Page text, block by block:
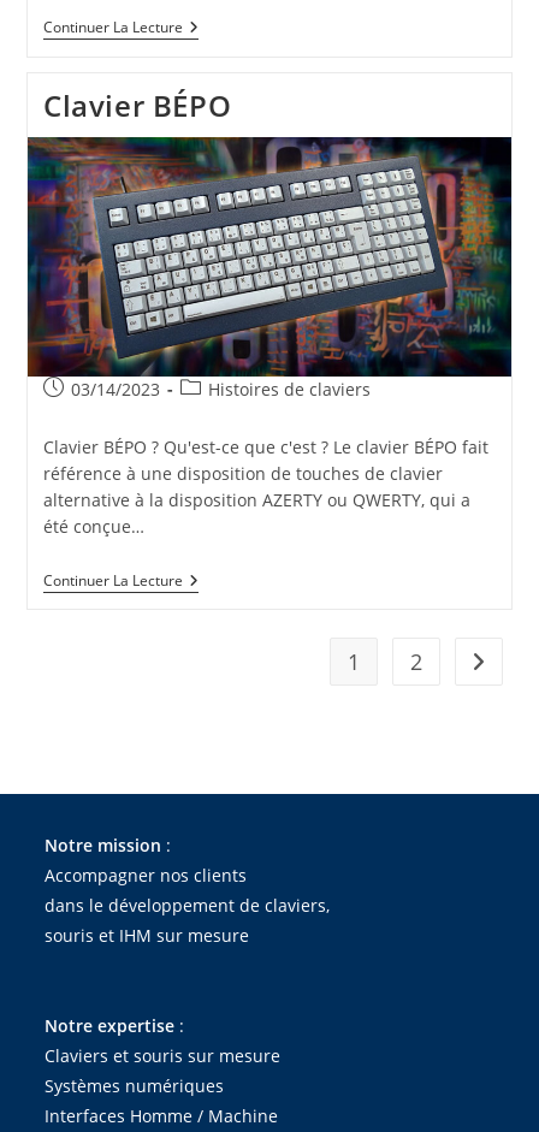
Continuer La LectureDes
Claviers
Friendly
Réparables
Clavier BÉPO
Publication
03/14/2023
PostHistoires de claviers
Clavier BÉPO ? Qu'est-ce que c'est ? Le clavier BÉPO fait
référence à une disposition de touches de clavier
alternative à la disposition AZERTY ou QWERTY, qui a
été conçue…
Continuer La LectureClavier
BÉPO
1 2 Aller à
Notre mission :
Accompagner nos clients
dans le développement de claviers,
souris et IHM sur mesure
Notre expertise :
Claviers et souris sur mesure
Systèmes numériques
Interfaces Homme / Machine